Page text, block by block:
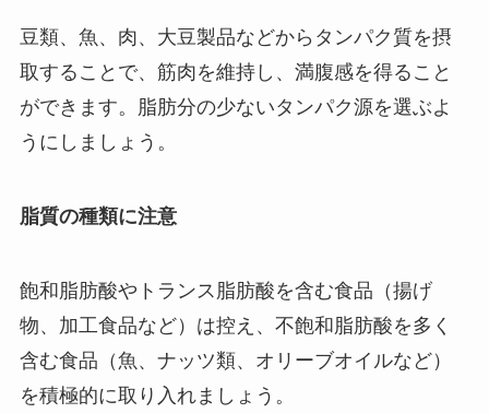
豆類、魚、肉、大豆製品などからタンパク質を摂
取することで、筋肉を維持し、満腹感を得ること
ができます。脂肪分の少ないタンパク源を選ぶよ
うにしましょう。
脂質の種類に注意
飽和脂肪酸やトランス脂肪酸を含む食品（揚げ
物、加工食品など）は控え、不飽和脂肪酸を多く
含む食品（魚、ナッツ類、オリーブオイルなど）
を積極的に取り入れましょう。